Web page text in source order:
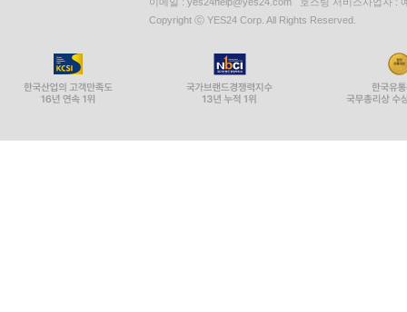
Copyright ⓒ YES24 Corp. All Rights Reserved.